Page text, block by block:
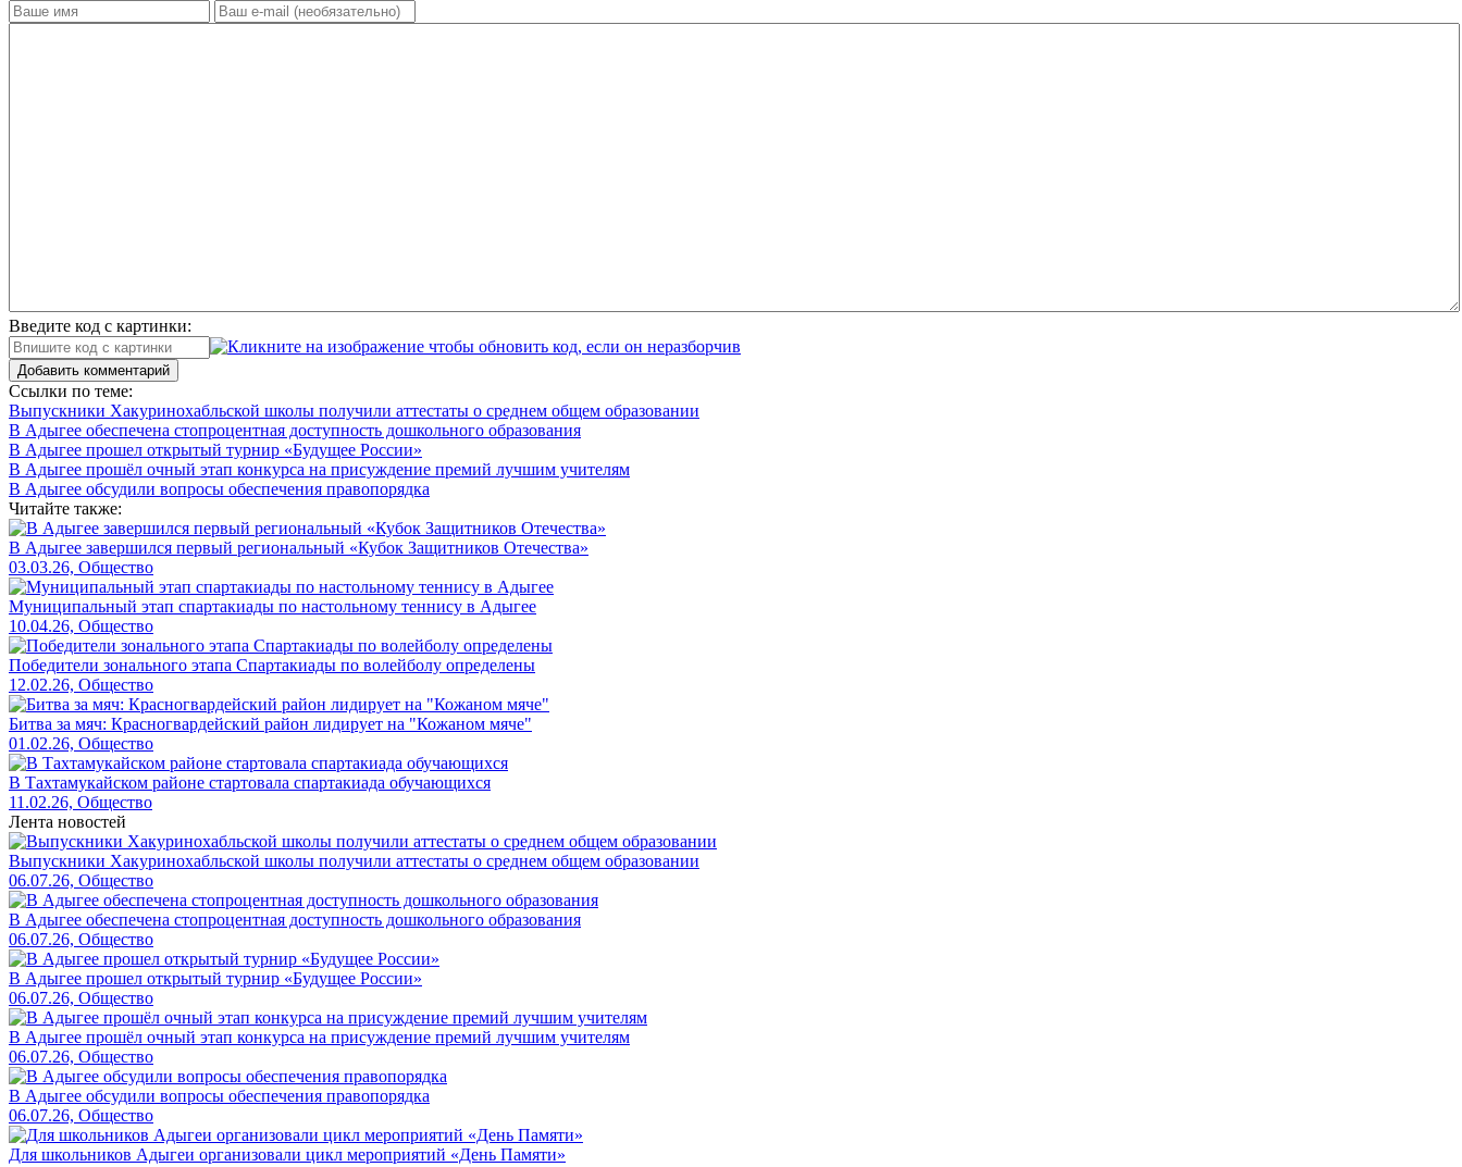
Введите код с картинки:
Добавить комментарий
Ссылки по теме:
Выпускники Хакуринохабльской школы получили аттестаты о среднем общем образовании
В Адыгее обеспечена стопроцентная доступность дошкольного образования
В Адыгее прошел открытый турнир «Будущее России»
В Адыгее прошёл очный этап конкурса на присуждение премий лучшим учителям
В Адыгее обсудили вопросы обеспечения правопорядка
Читайте также:
В Адыгее завершился первый региональный «Кубок Защитников Отечества»
03.03.26, Общество
Муниципальный этап спартакиады по настольному теннису в Адыгее
10.04.26, Общество
Победители зонального этапа Спартакиады по волейболу определены
12.02.26, Общество
Битва за мяч: Красногвардейский район лидирует на "Кожаном мяче"
01.02.26, Общество
В Тахтамукайском районе стартовала спартакиада обучающихся
11.02.26, Общество
Лента новостей
Выпускники Хакуринохабльской школы получили аттестаты о среднем общем образовании
06.07.26, Общество
В Адыгее обеспечена стопроцентная доступность дошкольного образования
06.07.26, Общество
В Адыгее прошел открытый турнир «Будущее России»
06.07.26, Общество
В Адыгее прошёл очный этап конкурса на присуждение премий лучшим учителям
06.07.26, Общество
В Адыгее обсудили вопросы обеспечения правопорядка
06.07.26, Общество
Для школьников Адыгеи организовали цикл мероприятий «День Памяти»